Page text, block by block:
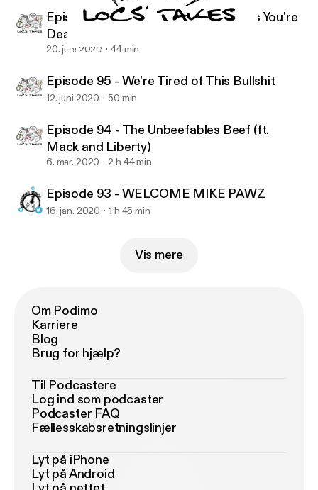
Episode 96 - Before The Devil Knows You're Dead
Episode 96 - Before The Devil Knows You're
Dead
20. juni 2020 44 min
Episode 95 - We're Tired of This Bullshit
12. juni 2020 50 min
Episode 94 - The Unbeefables Beef (ft.
Mack and Liberty)
6. mar. 2020 2 h 44 min
Episode 93 - WELCOME MIKE PAWZ
16. jan. 2020 1 h 45 min
Vis mere
Om Podimo
Karriere
Blog
Brug for hjælp?
Til Podcastere
Log ind som podcaster
Podcaster FAQ
Fællesskabsretningslinjer
Lyt på iPhone
Lyt på Android